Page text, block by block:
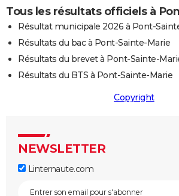
Tous les résultats officiels à
Résultat municipale 2026 à Pont-
Résultats du bac à Pont-Sainte-Marie
Résultats du brevet à Pont-Sainte-
Résultats du BTS à Pont-Sainte-Marie
Copyright
NEWSLETTER
Linternaute.com